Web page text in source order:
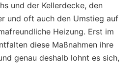
und der Kellerdecke, den
und oft auch den Umstieg auf
Heizung. Erst im
diese Maßnahmen ihre
genau deshalb lohnt es sich,